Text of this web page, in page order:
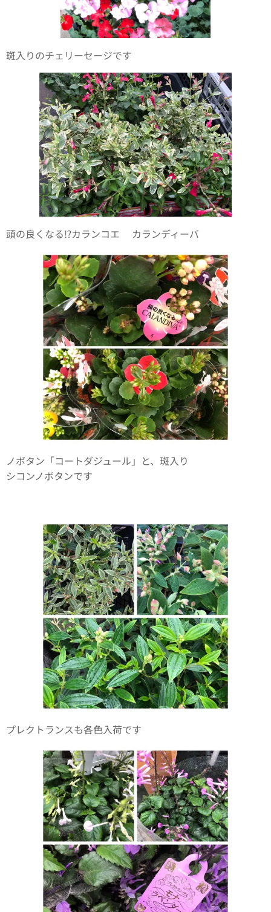
斑入りのチェリーセージです
頭の良くなる⁉️カランコエ✨カランディーバ
ノボタン「コートダジュール」と、斑入り
シコンノボタンです✨
プレクトランスも各色入荷です